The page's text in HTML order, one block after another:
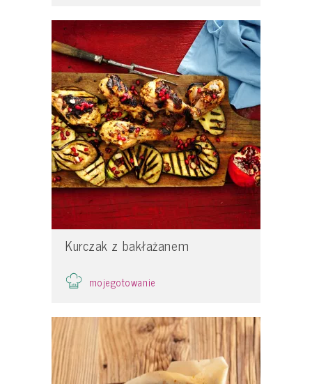
Kurczak z bakłażanem
mojegotowanie